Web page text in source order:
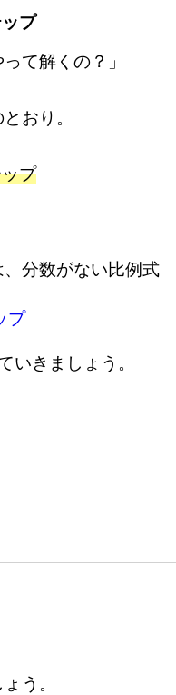
プ
て解くの？」
おり。
プ
分数がない比例式
プ
いきましょう。
う。